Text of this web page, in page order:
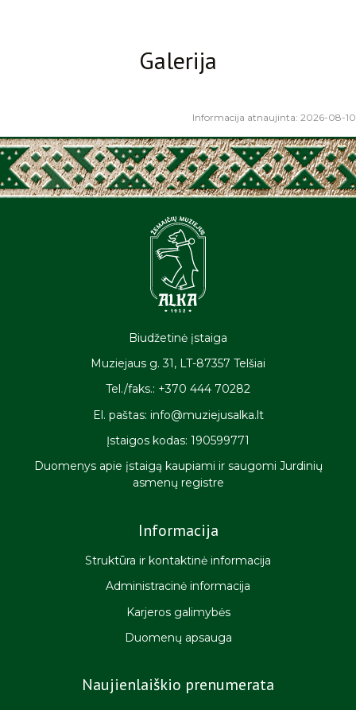
Galerija
Informacija atnaujinta: 2026-08-10
Biudžetinė įstaiga
Muziejaus g. 31, LT-87357 Telšiai
Tel./faks.: +370 444 70282
El. paštas: info@muziejusalka.lt
Įstaigos kodas: 190599771
Duomenys apie įstaigą kaupiami ir saugomi Jurdinių
asmenų registre
Informacija
Struktūra ir kontaktinė informacija
Administracinė informacija
Karjeros galimybės
Duomenų apsauga
Naujienlaiškio prenumerata